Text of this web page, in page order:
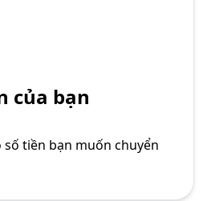
của bạn
số tiền bạn muốn chuyển